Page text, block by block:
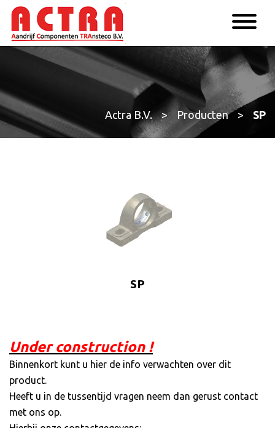
Actra B.V. > Producten > SP
SP
Under construction !
Binnenkort kunt u hier de info verwachten over dit
product.
Heeft u in de tussentijd vragen neem dan gerust contact
met ons op.